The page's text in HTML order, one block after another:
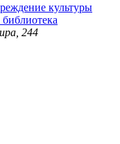
культуры
библиотека
244